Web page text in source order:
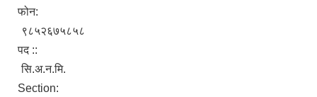
फोन:
९८५२६७५८५८
पद ::
सि.अ.न.मि.
Section: